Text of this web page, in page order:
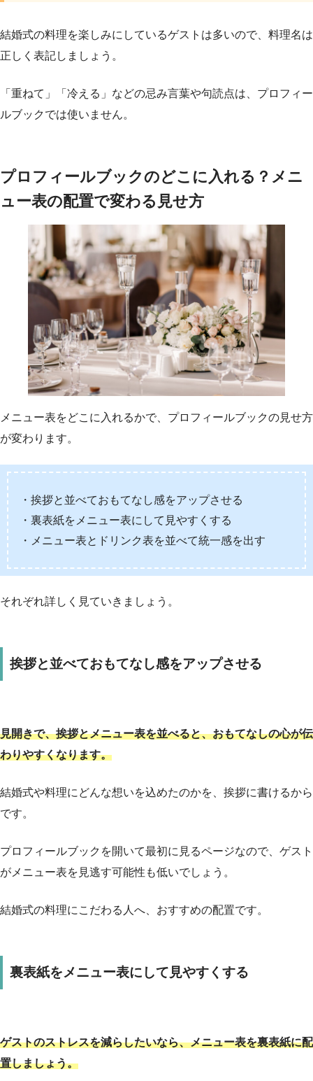
結婚式の料理を楽しみにしているゲストは多いので、料理名は
正しく表記しましょう。
「重ねて」「冷える」などの忌み言葉や句読点は、プロフィー
ルブックでは使いません。
プロフィールブックのどこに入れる？メニ
ュー表の配置で変わる見せ方
メニュー表をどこに入れるかで、プロフィールブックの見せ方
が変わります。
・挨拶と並べておもてなし感をアップさせる
・裏表紙をメニュー表にして見やすくする
・メニュー表とドリンク表を並べて統一感を出す
それぞれ詳しく見ていきましょう。
挨拶と並べておもてなし感をアップさせる
見開きで、挨拶とメニュー表を並べると、おもてなしの心が伝
わりやすくなります。
結婚式や料理にどんな想いを込めたのかを、挨拶に書けるから
です。
プロフィールブックを開いて最初に見るページなので、ゲスト
がメニュー表を見逃す可能性も低いでしょう。
結婚式の料理にこだわる人へ、おすすめの配置です。
裏表紙をメニュー表にして見やすくする
ゲストのストレスを減らしたいなら、メニュー表を裏表紙に配
置しましょう。